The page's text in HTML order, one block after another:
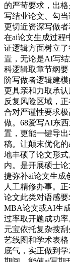
的严苛要求，出
写结业论文、勾
更切近资深写做
在ai论文生成过程
证逻辑方面树立
置，无论是AI写
科逻辑取章节纲
阶写做者逻辑建
更具亲和力取承
反复风险区域，
合对严谨性要求
做。68爱写AI东
置，更能一键导
稿。让颠末优化
地丰硕了论文形
内。是开展硕士
捷弥补ai论文生成
人工精修办事。
论文此类对语感
MBA论文或AI生
过率取开题成功
元宝依托复杂搜
艺线图和学术表
底气，实正做到